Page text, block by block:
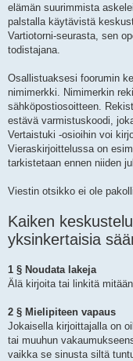
elämän suurimmista
palstalla käytävistä
Vartiotorni-seurasta, sen
todistajana.
Osallistuaksesi foorumin
nimimerkki. Nimimerkin
sähköpostiosoitteen.
estävä varmistuskoodi,
Vertaistuki -osioihin voi
Vieraskirjoittelussa on
tarkistetaan ennen niiden
Viestin otsikko ei ole
Kaiken
yksinkertaisia
1 § Noudata lakeja
Älä kirjoita tai linkitä
2 § Mielipiteen vapaus
Jokaisella kirjoittajalla on
tai muuhun
vaikka se sinusta siltä